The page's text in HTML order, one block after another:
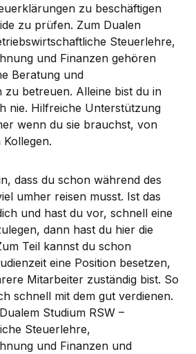
zu beschäftigen
zu prüfen. Zum Dualen
Steuerlehre,
und Finanzen gehören
Beratung und
zu betreuen. Alleine bist du in
nie. Hilfreiche Unterstützung
wenn du sie brauchst, von
dass du schon während des
umher reisen musst. Ist das
und hast du vor, schnell eine
dann hast du hier die
Teil kannst du schon
eine Position besetzen,
Mitarbeiter zuständig bist. So
schnell mit dem gut verdienen.
Studium RSW –
Steuerlehre,
und Finanzen und